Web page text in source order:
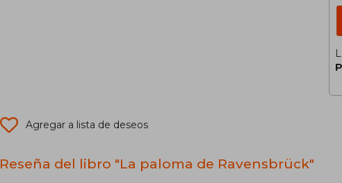
Agregar a lista de deseos
Reseña del libro "La paloma de Ravensbrück"